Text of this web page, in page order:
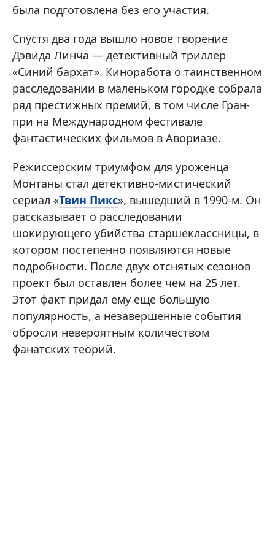
была подготовлена без его участия.
Спустя два года вышло новое творение
Дэвида Линча — детективный триллер
«Синий бархат». Киноработа о таинственном
расследовании в маленьком городке собрала
ряд престижных премий, в том числе Гран-
при на Международном фестивале
фантастических фильмов в Авориазе.
Режиссерским триумфом для уроженца
Монтаны стал детективно-мистический
сериал «Твин Пикс», вышедший в 1990-м. Он
рассказывает о расследовании
шокирующего убийства старшеклассницы, в
котором постепенно появляются новые
подробности. После двух отснятых сезонов
проект был оставлен более чем на 25 лет.
Этот факт придал ему еще большую
популярность, а незавершенные события
обросли невероятным количеством
фанатских теорий.